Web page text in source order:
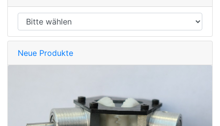
Neue Produkte